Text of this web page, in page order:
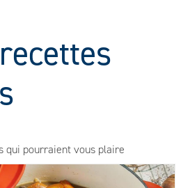
qui pourraient vous plaire